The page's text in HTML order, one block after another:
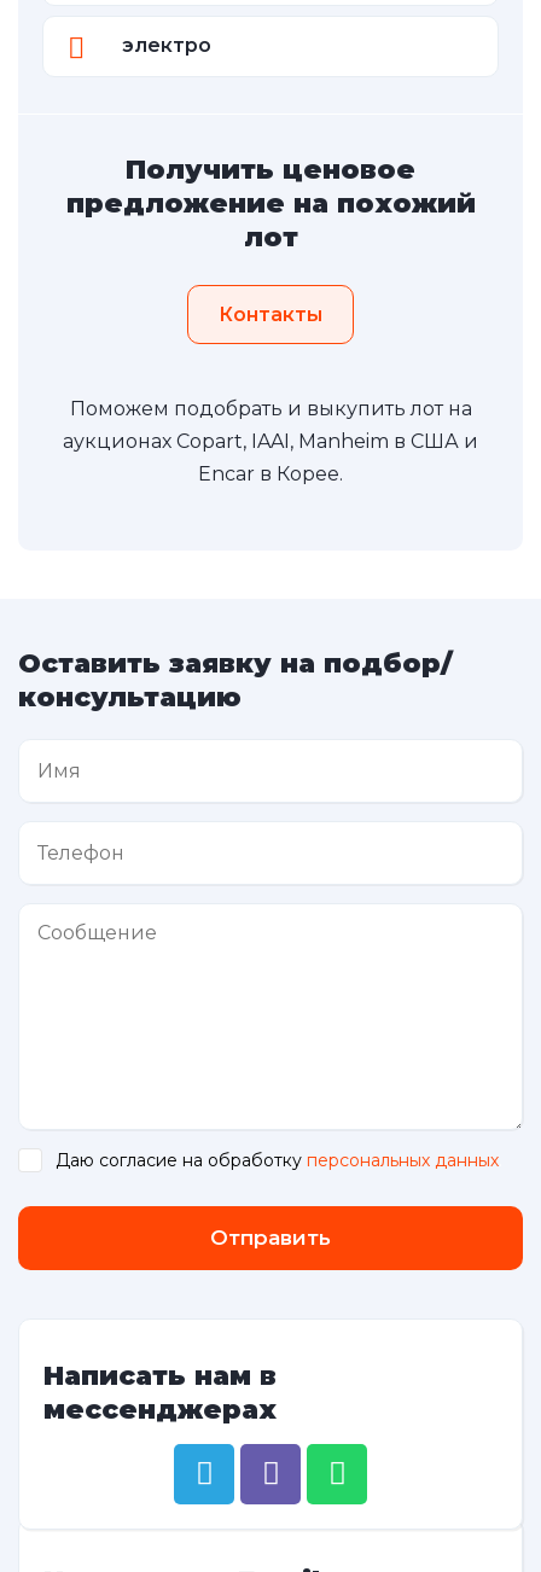
электро
Получить ценовое
предложение на похожий
лот
Контакты
Поможем подобрать и выкупить лот на
аукционах Copart, IAAI, Manheim в США и
Encar в Корее.
Оставить заявку на подбор/
консультацию
Даю согласие на обработку персональных данных
Отправить
Написать нам в
мессенджерах